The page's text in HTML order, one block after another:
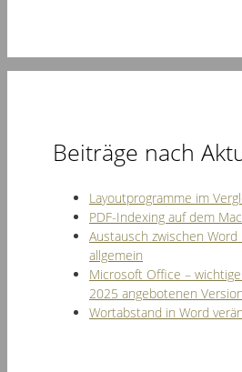
Beiträge nach
Layoutprogramme im
PDF-Indexing auf dem
Austausch zwischen
allgemein
Microsoft Office –
2025 angebotenen
Wortabstand in Word